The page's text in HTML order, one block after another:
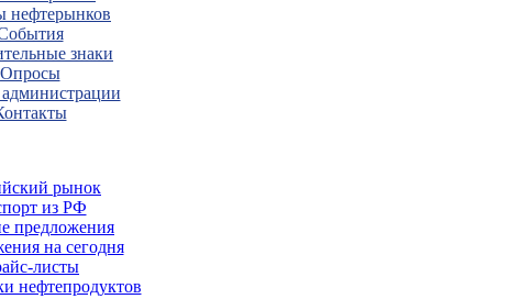
нефтерынков
знаки
Опросы
рынок
из РФ
предложения
на сегодня
листы
нефтепродуктов